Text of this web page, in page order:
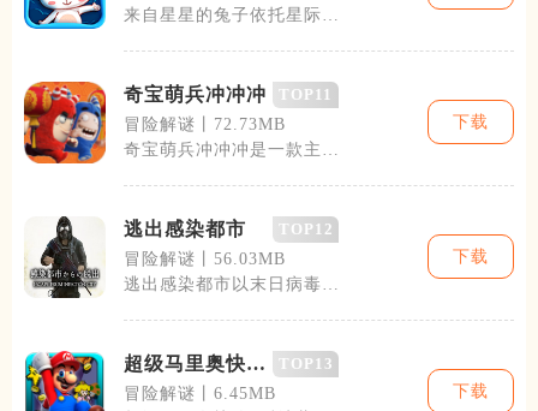
来自星星的兔子依托星际奇
奇宝萌兵冲冲冲
TOP11
冒险解谜丨72.73MB
奇宝萌兵冲冲冲是一款主打
下载
逃出感染都市
TOP12
冒险解谜丨56.03MB
逃出感染都市以末日病毒爆
下载
超级马里奥快跑
2
TOP13
冒险解谜丨6.45MB
下载